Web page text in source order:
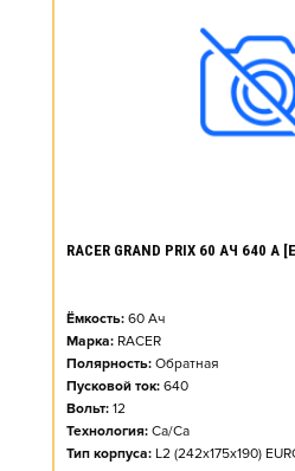
RACER GRAND PRIX 60 АЧ 640
Ёмкость: 60 Ач
Марка: RACER
Полярность: Обратная
Пусковой ток: 640
Вольт: 12
Технология: Ca/Ca
Тип корпуса: L2 (242x175x190)